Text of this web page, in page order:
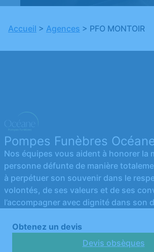
Accueil > Agences > PFO MONTOIR
Pompes Funèbres
Nos équipes vous aident à honorer la
personne défunte de manière
à perpétuer son souvenir dans le
volontés, de ses valeurs et de ses
l’accompagner avec dignité dans son
Obtenez un devis
Devis obsèques